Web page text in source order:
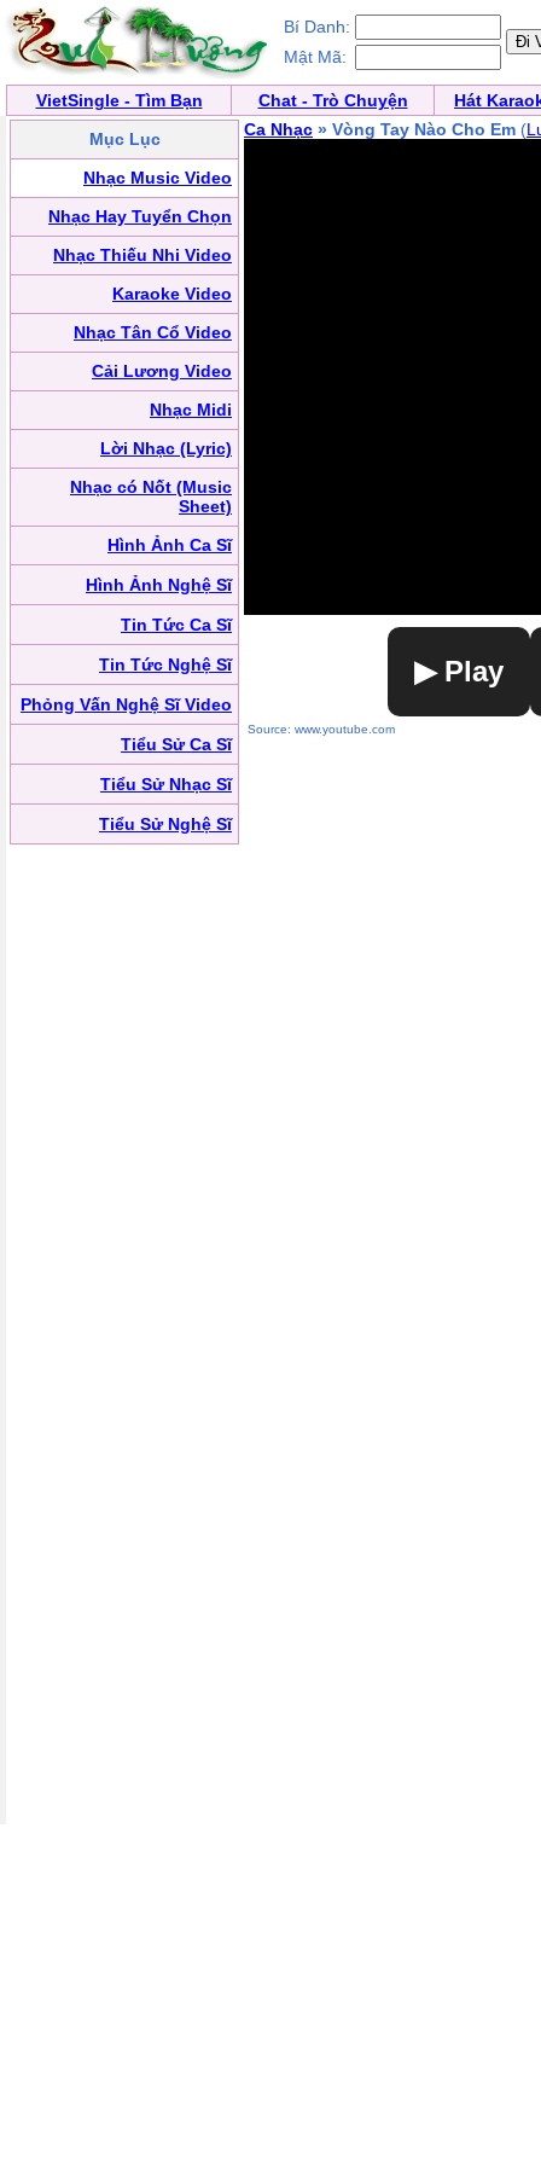
Bí Danh:
Mật Mã:
VietSingle - Tìm Bạn Chat - Trò Chuyện
Hát
Mục Lục
Nhạc Music Video
Nhạc Hay Tuyển Chọn
Nhạc Thiếu Nhi Video
Karaoke Video
Nhạc Tân Cổ Video
Cải Lương Video
Nhạc Midi
Lời Nhạc (Lyric)
Nhạc có Nốt (Music
Sheet)
Hình Ảnh Ca Sĩ
Hình Ảnh Nghệ Sĩ
Tin Tức Ca Sĩ
Tin Tức Nghệ Sĩ
Phỏng Vấn Nghệ Sĩ Video
Tiểu Sử Ca Sĩ
Tiểu Sử Nhạc Sĩ
Tiểu Sử Nghệ Sĩ
Ca Nhạc » Vòng Tay Nào Cho Em (
▶ Play
Source: www.youtube.com